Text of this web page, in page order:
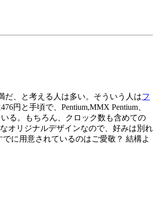
、と考える人は多い。そういう人はフ
円と手頃で、Pentium,MMX Pentium、
る。もちろん、クロック数も含めての
オリジナルデザインなので、好みは別れ
に用意されているのはご愛敬？ 結構よ